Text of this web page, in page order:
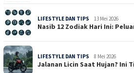
LIFESTYLE DAN TIPS 13 Mei 2026
Nasib 12 Zodiak Hari Ini:
LIFESTYLE DAN TIPS 8 Mei 2026
Jalanan Licin Saat Hujan? Ini